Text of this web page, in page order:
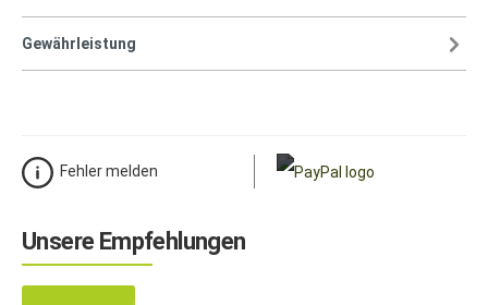
Gewährleistung
Fehler melden
Unsere Empfehlungen